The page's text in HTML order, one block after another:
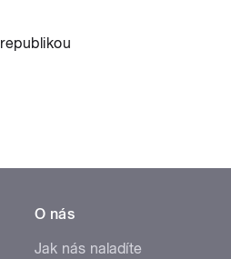
O nás
Jak nás naladíte